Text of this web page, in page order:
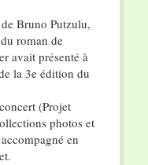
Bruno Putzulu,
roman de
avait présenté à
la 3e édition du
(Projet
photos et
en